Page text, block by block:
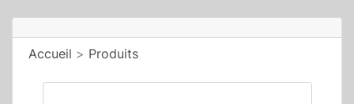
Accueil > Produits